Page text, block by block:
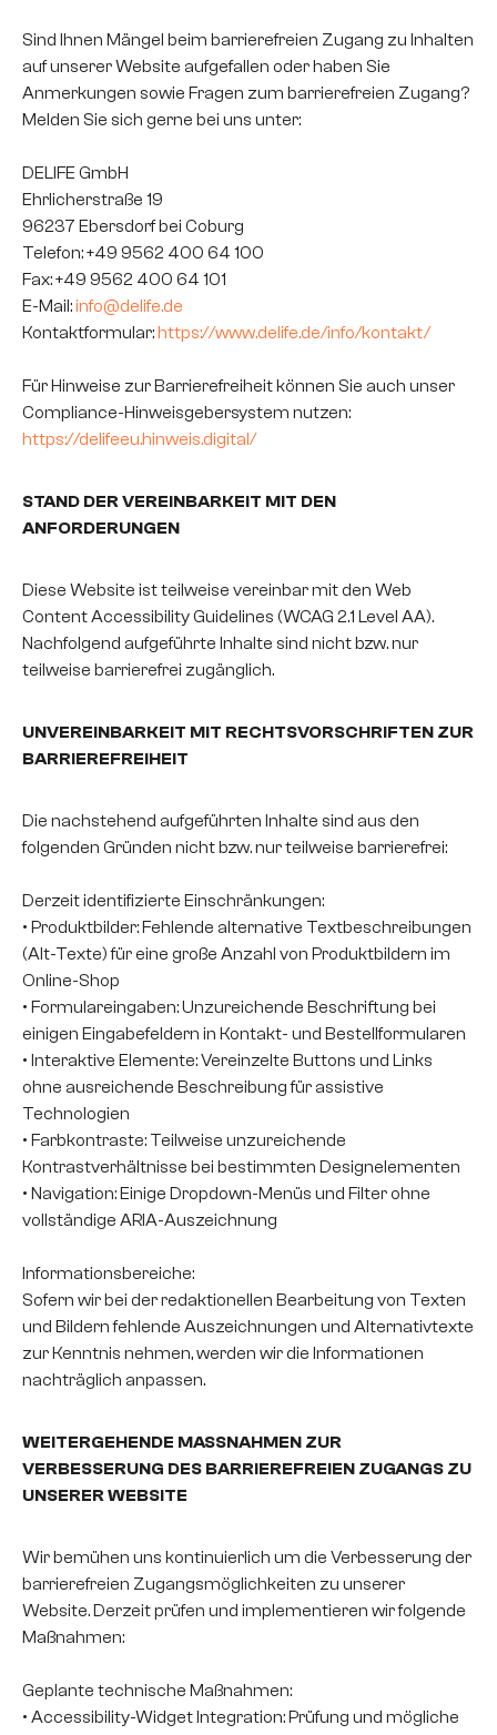
Sind Ihnen Mängel beim barrierefreien Zugang zu Inhalten
auf unserer Website aufgefallen oder haben Sie
Anmerkungen sowie Fragen zum barrierefreien Zugang?
Melden Sie sich gerne bei uns unter:
DELIFE GmbH
Ehrlicherstraße 19
96237 Ebersdorf bei Coburg
Telefon: +49 9562 400 64 100
Fax: +49 9562 400 64 101
E-Mail:info@delife.de
Kontaktformular:https://www.delife.de/info/kontakt/
Für Hinweise zur Barrierefreiheit können Sie auch unser
Compliance-Hinweisgebersystem nutzen:
https://delifeeu.hinweis.digital/
STAND DER VEREINBARKEIT MIT DEN
ANFORDERUNGEN
Diese Website ist teilweise vereinbar mit den Web
Content Accessibility Guidelines (WCAG 2.1 Level AA).
Nachfolgend aufgeführte Inhalte sind nicht bzw. nur
teilweise barrierefrei zugänglich.
UNVEREINBARKEIT MIT RECHTSVORSCHRIFTEN ZUR
BARRIEREFREIHEIT
Die nachstehend aufgeführten Inhalte sind aus den
folgenden Gründen nicht bzw. nur teilweise barrierefrei:
Derzeit identifizierte Einschränkungen:
• Produktbilder: Fehlende alternative Textbeschreibungen
(Alt-Texte) für eine große Anzahl von Produktbildern im
Online-Shop
• Formulareingaben: Unzureichende Beschriftung bei
einigen Eingabefeldern in Kontakt- und Bestellformularen
• Interaktive Elemente: Vereinzelte Buttons und Links
ohne ausreichende Beschreibung für assistive
Technologien
• Farbkontraste: Teilweise unzureichende
Kontrastverhältnisse bei bestimmten Designelementen
• Navigation: Einige Dropdown-Menüs und Filter ohne
vollständige ARIA-Auszeichnung
Informationsbereiche:
Sofern wir bei der redaktionellen Bearbeitung von Texten
und Bildern fehlende Auszeichnungen und Alternativtexte
zur Kenntnis nehmen, werden wir die Informationen
nachträglich anpassen.
WEITERGEHENDE MASSNAHMEN ZUR
VERBESSERUNG DES BARRIEREFREIEN ZUGANGS ZU
UNSERER WEBSITE
Wir bemühen uns kontinuierlich um die Verbesserung der
barrierefreien Zugangsmöglichkeiten zu unserer
Website. Derzeit prüfen und implementieren wir folgende
Maßnahmen:
Geplante technische Maßnahmen:
• Accessibility-Widget Integration: Prüfung und mögliche